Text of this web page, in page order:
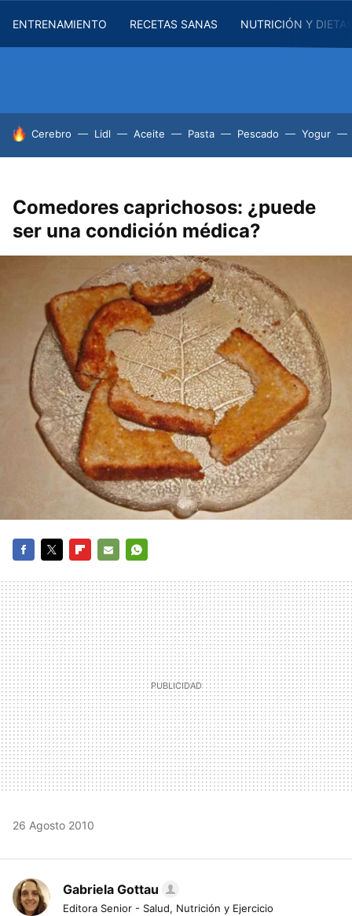
ENTRENAMIENTO RECETAS SANAS NUTRICIÓN Y
HOY SE HABLA DE
Cerebro Lidl Aceite Pasta Pescado Yogur
Comedores caprichosos: ¿puede
ser una condición médica?
MAIL
26 Agosto 2010
Gabriela Gottau
Editora Senior - Salud, Nutrición y Ejercicio